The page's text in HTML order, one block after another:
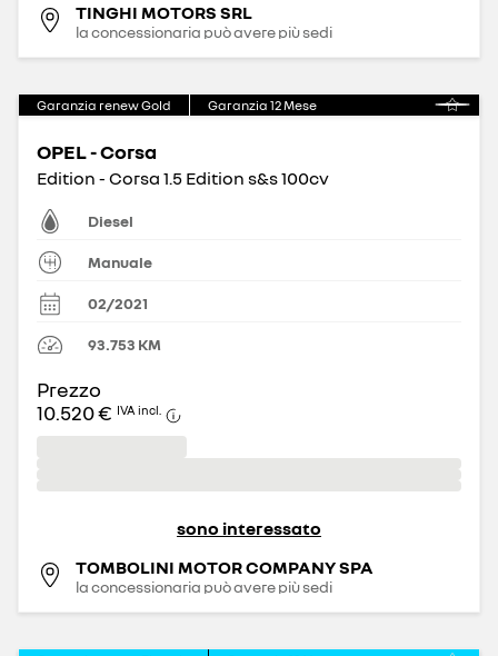
TINGHI MOTORS SRL
la concessionaria può avere più sedi
Garanzia renew Gold Garanzia 12Mese
OPEL - Corsa
Edition - Corsa 1.5 Edition s&s 100cv
Diesel
Manuale
02/2021
93.753 KM
Prezzo
10.520 € IVA incl.
sono interessato
TOMBOLINI MOTOR COMPANY SPA
la concessionaria può avere più sedi